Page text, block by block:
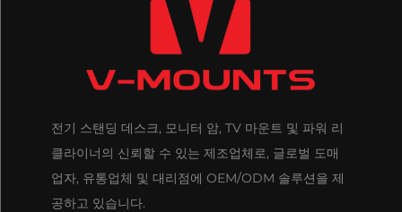
전기 스탠딩 데스크, 모니터 암, TV 마운트 및 파워 리
클라이너의 신뢰할 수 있는 제조업체로, 글로벌 도매
업자, 유통업체 및 대리점에 OEM/ODM 솔루션을 제
공하고 있습니다.